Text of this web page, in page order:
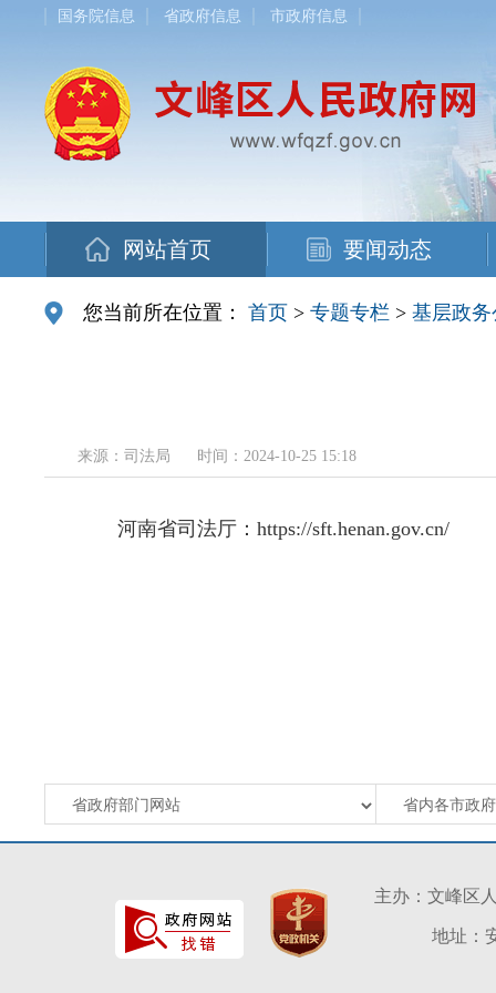
国务院信息 省政府信息 市政府信息
网站首页 要闻动态
您当前所在位置： 首页 > 专题专栏 > 基层政
来源：司法局 时间：2024-10-25 15:18
河南省司法厅：https://sft.henan.gov.cn/
主办：文峰区
地址：